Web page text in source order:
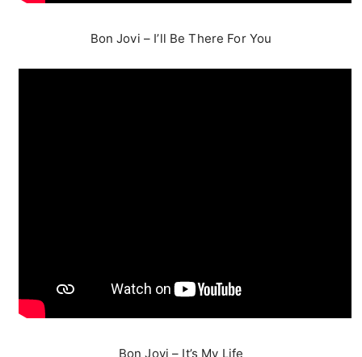
Bon Jovi – I’ll Be There For You
Bon Jovi – It’s My Life